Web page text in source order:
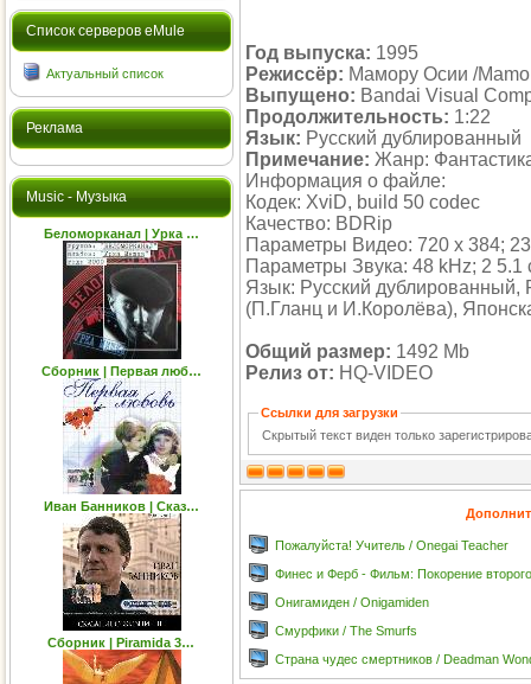
Cписок серверов eMule
Актуальный список
Реклама
Music - Музыка
Беломорканал | Урка …
Сборник | Первая люб…
Иван Банников | Сказ…
Сборник | Piramida 3…
Год выпуска: 1995
Режиссёр: Мамору Осии /
Выпущено: Bandai Visual
Продолжительность: 1:22
Язык: Русский дублированный
Примечание: Жанр:
Информация о файле:
Кодек: XviD, build 50 codec
Качество: BDRip
Параметры Видео: 720 x 384;
Параметры Звука: 48 kHz; 2
Язык: Русский
(П.Гланц и И.Королёва),
Общий размер: 1492 Mb
Релиз от: HQ-VIDEO
Ссылки для загрузки
Скрытый текст виден только
Пожалуйста! Учитель / Onegai Teacher
Финес и Ферб - Фильм: Покорение
Онигамиден / Onigamiden
Смурфики / The Smurfs
Страна чудес смертников / Deadman